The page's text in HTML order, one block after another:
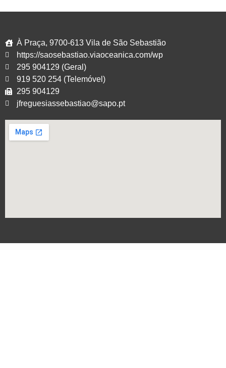
À Praça, 9700-613 Vila de São Sebastião
https://saosebastiao.viaoceanica.com/wp
295 904129 (Geral)
919 520 254 (Telemóvel)
295 904129
jfreguesiassebastiao@sapo.pt